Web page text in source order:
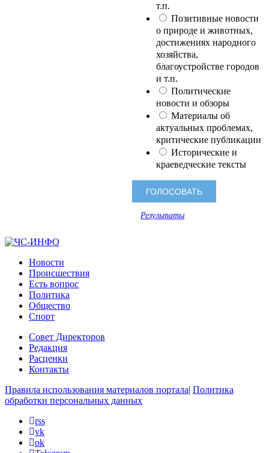
т.п.
Позитивные новости
о природе и животных,
достижениях народного
хозяйства,
благоустройстве городов
и т.п.
Политические
новости и обзоры
Материалы об
актуальных проблемах,
критические публикации
Исторические и
краеведческие тексты
Результаты
Новости
Происшествия
Есть вопрос
Политика
Общество
Спорт
Совет Директоров
Редакция
Расценки
Контакты
Правила использования материалов портала| Политика
обработки персональных данных
rss
vk
ok